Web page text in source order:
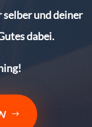
selber und deiner
dabei.